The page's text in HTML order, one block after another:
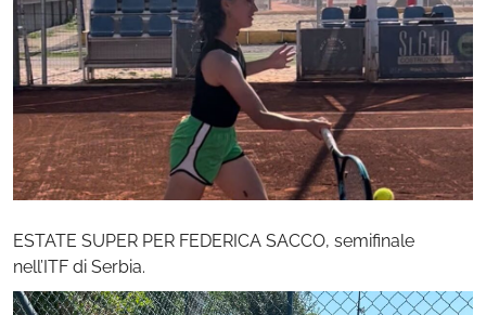
ESTATE SUPER PER FEDERICA SACCO, semifinale
nell’ITF di Serbia.